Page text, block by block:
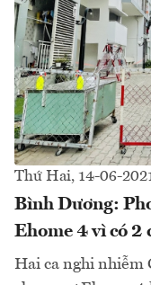
Thứ Hai, 14-06-
Bình Dương:
Ehome 4 vì có 2
Hai ca nghi nhiễm